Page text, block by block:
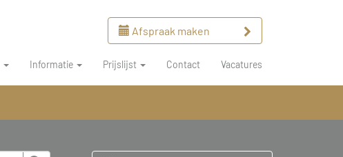
Afspraak maken
Informatie Prijslijst Contact Vacatures